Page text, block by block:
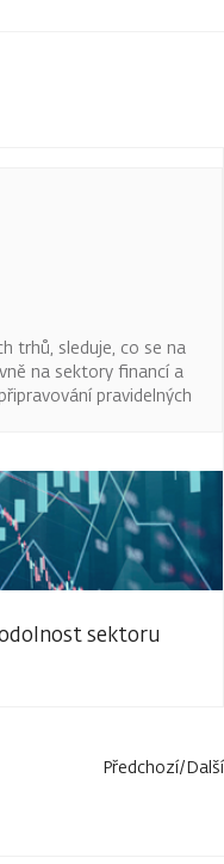
trhů, sleduje, co se na
na sektory financí a
pravidelných
sektoru
Předchozí/Další